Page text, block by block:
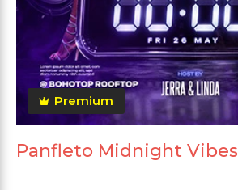
Premium
Panfleto Midnight Vibes